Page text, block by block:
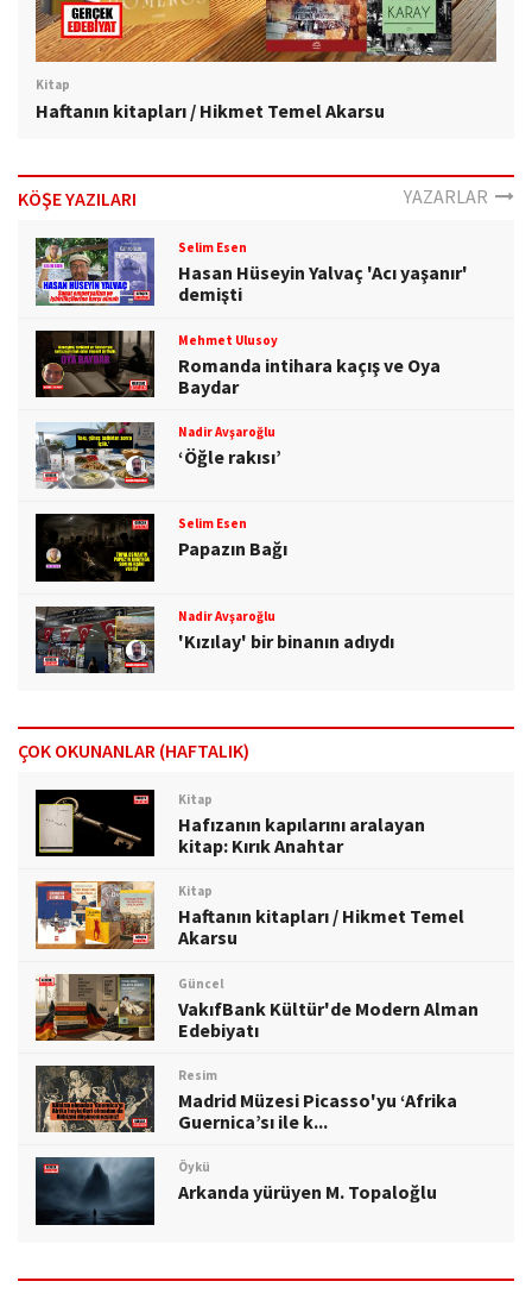
Kitap
Haftanın kitapları / Hikmet Temel Akarsu
KÖŞE YAZILARI YAZARLAR
Selim Esen
Hasan Hüseyin Yalvaç 'Acı yaşanır'
demişti
Mehmet Ulusoy
Romanda intihara kaçış ve Oya
Baydar
Nadir Avşaroğlu
‘Öğle rakısı’
Selim Esen
Papazın Bağı
Nadir Avşaroğlu
'Kızılay' bir binanın adıydı
ÇOK OKUNANLAR (HAFTALIK)
Kitap
Hafızanın kapılarını aralayan
kitap: Kırık Anahtar
Kitap
Haftanın kitapları / Hikmet Temel
Akarsu
Güncel
VakıfBank Kültür'de Modern Alman
Edebiyatı
Resim
Madrid Müzesi Picasso'yu ‘Afrika
Guernica’sı ile k...
Öykü
Arkanda yürüyen M. Topaloğlu